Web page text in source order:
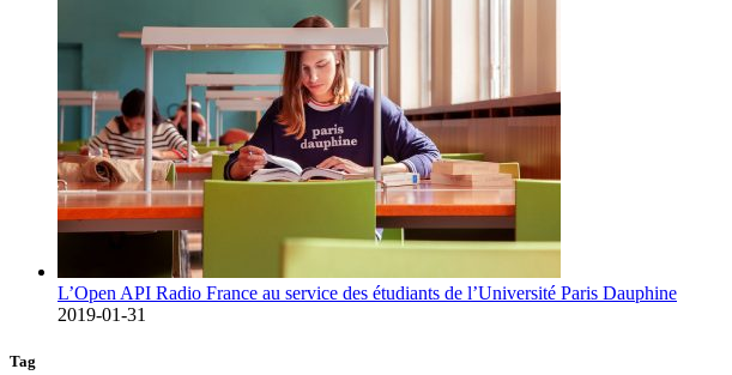
L’Open API Radio France au service des étudiants de l’Université Paris Dauphine
2019-01-31
Tag